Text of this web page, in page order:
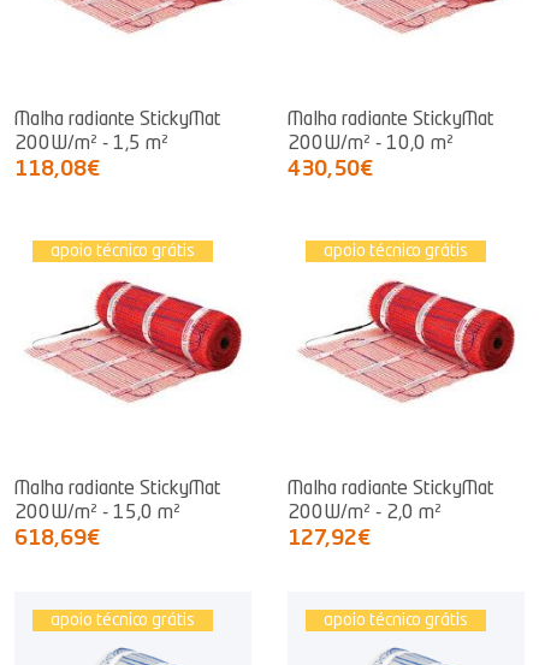
Malha radiante StickyMat
200W/m² - 1,5 m²
118,08€
Malha radiante StickyMat
200W/m² - 10,0 m²
430,50€
apoio técnico grátis
Malha radiante StickyMat
200W/m² - 15,0 m²
618,69€
apoio técnico grátis
Malha radiante StickyMat
200W/m² - 2,0 m²
127,92€
apoio técnico grátis apoio técnico grátis